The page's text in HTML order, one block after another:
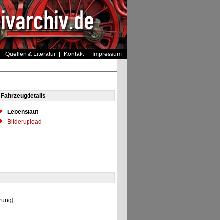
Quellen & Literatur Kontakt Impressum
Fahrzeugdetails
Lebenslauf
Bilderupload